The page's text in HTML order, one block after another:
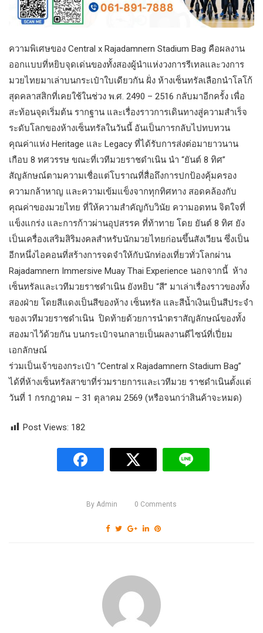
ความพิเศษของ Central x Rajadamnern Stadium Bag คือผลงาน
ออกแบบที่หยิบจุดเด่นของทั้งสองผู้นำแห่งวงการรีเทลและวงการ
มวยไทยมาเล่าบนกระเป๋าใบเดียวกัน ฝั่ง ห้างเซ็นทรัลเลือกนำโลโก้
สุดคลาสสิกที่เคยใช้ในช่วง พ.ศ. 2490 – 2516 กลับมาอีกครั้ง เพื่อ
สะท้อนจุดเริ่มต้น รากฐาน และเรื่องราวการเดินทางสู่ความสำเร็จ
ระดับโลกของห้างเซ็นทรัลในวันนี้ อันเป็นการกลับไปทบทวน
คุณค่าแห่ง Heritage และ Legacy ที่ได้รับการส่งต่อมายาวนาน
เกือบ 8 ทศวรรษ ขณะที่เวทีมวยราชดำเนิน นำ “ยันต์ 8 ทิศ”
สัญลักษณ์ตามความเชื่อแต่โบราณที่สื่อถึงการปกป้องคุ้มครอง
ความกล้าหาญ และความเข้มแข็งจากทุกทิศทาง สอดคล้องกับ
คุณค่าของมวยไทย ที่ให้ความสำคัญกับวินัย ความอดทน จิตใจที่
แข็งแกร่ง และการก้าวผ่านอุปสรรค ที่ท้าทาย โดย ยันต์ 8 ทิศ ยัง
เป็นเครื่องเสริมสิริมงคลสำหรับนักมวยไทยก่อนขึ้นสังเวียน ซึ่งเป็น
อีกหนึ่งไอคอนที่สร้างการจดจำให้กับนักท่องเที่ยวทั่วโลกผ่าน
Rajadamnern Immersive Muay Thai Experience นอกจากนี้ ห้าง
เซ็นทรัลและเวทีมวยราชดำเนิน ยังหยิบ “สี” มาเล่าเรื่องราวของทั้ง
สองฝ่าย โดยสีแดงเป็นสีของห้าง เซ็นทรัล และสีน้ำเงินเป็นสีประจำ
ของเวทีมวยราชดำเนิน ปิดท้ายด้วยการนำตราสัญลักษณ์ของทั้ง
สองมาไว้ด้วยกัน บนกระเป๋าจนกลายเป็นผลงานดีไซน์ที่เปี่ยม
เอกลักษณ์
ร่วมเป็นเจ้าของกระเป๋า “Central x Rajadamnern Stadium Bag”
ได้ที่ห้างเซ็นทรัลสาขาที่ร่วมรายการและเวทีมวย ราชดำเนินตั้งแต่
วันที่ 1 กรกฎาคม – 31 ตุลาคม 2569 (หรือจนกว่าสินค้าจะหมด)
Post Views: 182
By Admin 0 Comments